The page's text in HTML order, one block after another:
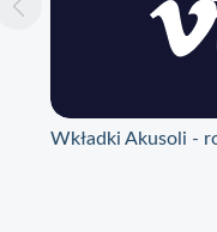
Wkładki Akusoli -